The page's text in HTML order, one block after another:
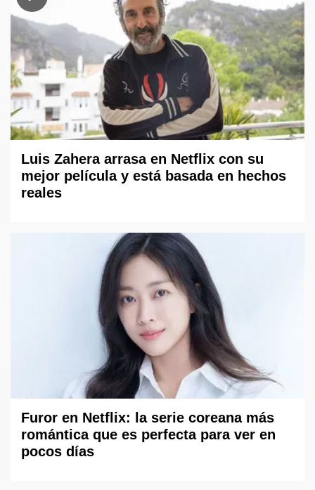
Luis Zahera arrasa en Netflix con su
mejor película y está basada en hechos
reales
Furor en Netflix: la serie coreana más
romántica que es perfecta para ver en
pocos días